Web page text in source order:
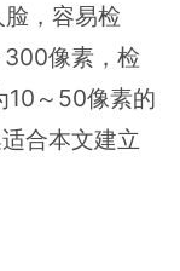
，容易检
像素，检
10～50像素的
合本文建立